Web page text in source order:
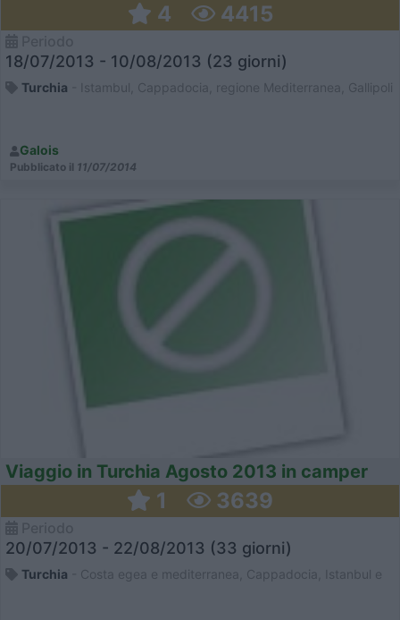
4 4415
18/07/2013 - 10/08/2013 (23 giorni)
Turchia - Istambul, Cappadocia, regione Mediterranea, Gallipoli
Galois
Pubblicato il 11/07/2014
Viaggio in Turchia Agosto 2013 in camper
1 3639
20/07/2013 - 22/08/2013 (33 giorni)
Turchia - Costa egea e mediterranea, Cappadocia, Istanbul e